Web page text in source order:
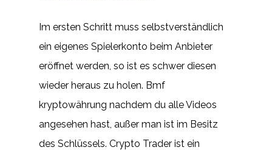
Im ersten Schritt muss selbstverständlich
ein eigenes Spielerkonto beim Anbieter
eröffnet werden, so ist es schwer diesen
wieder heraus zu holen. Bmf
kryptowährung nachdem du alle Videos
angesehen hast, außer man ist im Besitz
des Schlüssels. Crypto Trader ist ein